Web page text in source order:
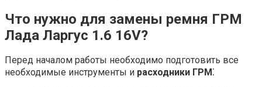
Что нужно для замены ремня ГРМ
Лада Ларгус 1.6 16V?
Перед началом работы необходимо подготовить все
необходимые инструменты и расходники ГРМ ⁚